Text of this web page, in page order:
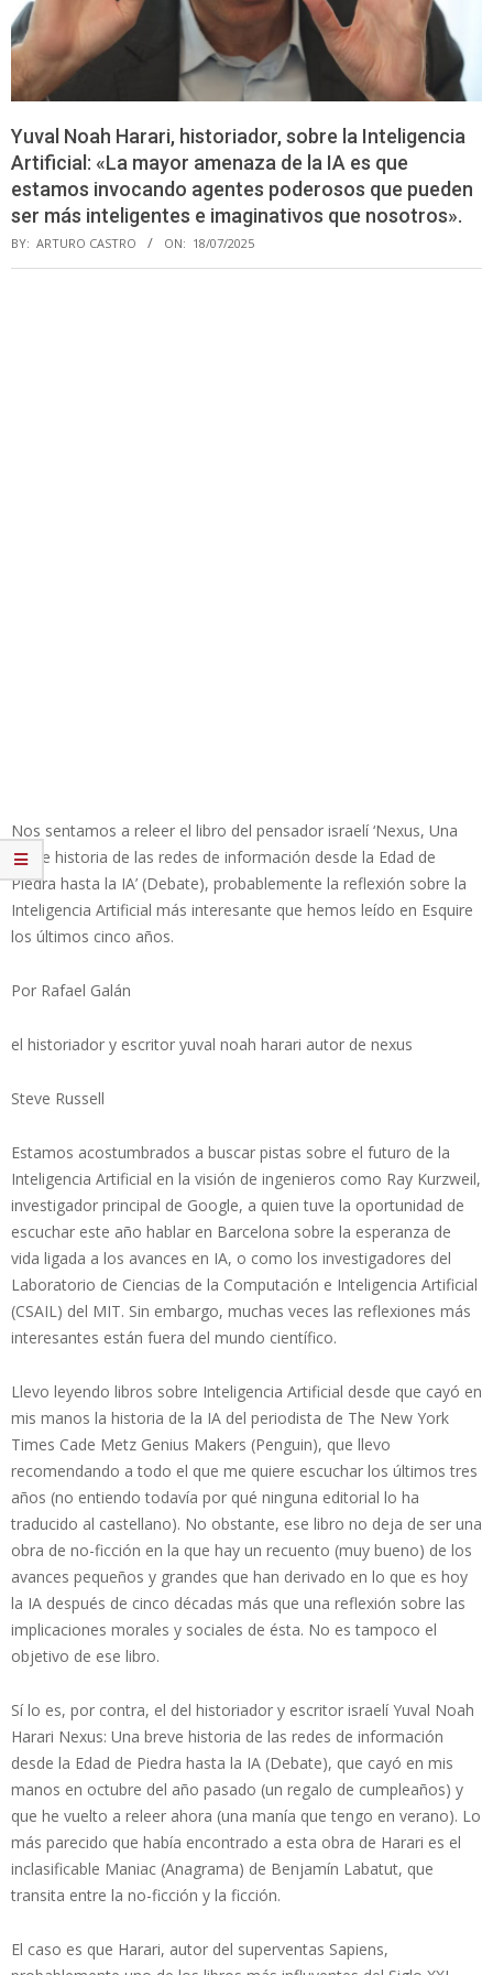
Yuval Noah Harari, historiador, sobre la Inteligencia
Artificial: «La mayor amenaza de la IA es que
estamos invocando agentes poderosos que pueden
ser más inteligentes e imaginativos que nosotros».
BY: ARTURO CASTRO ON: 18/07/2025
Nos sentamos a releer el libro del pensador israelí ‘Nexus, Una
breve historia de las redes de información desde la Edad de
Piedra hasta la IA’ (Debate), probablemente la reflexión sobre la
Inteligencia Artificial más interesante que hemos leído en Esquire
los últimos cinco años.
Por Rafael Galán
el historiador y escritor yuval noah harari autor de nexus
Steve Russell
Estamos acostumbrados a buscar pistas sobre el futuro de la
Inteligencia Artificial en la visión de ingenieros como Ray Kurzweil,
investigador principal de Google, a quien tuve la oportunidad de
escuchar este año hablar en Barcelona sobre la esperanza de
vida ligada a los avances en IA, o como los investigadores del
Laboratorio de Ciencias de la Computación e Inteligencia Artificial
(CSAIL) del MIT. Sin embargo, muchas veces las reflexiones más
interesantes están fuera del mundo científico.
Llevo leyendo libros sobre Inteligencia Artificial desde que cayó en
mis manos la historia de la IA del periodista de The New York
Times Cade Metz Genius Makers (Penguin), que llevo
recomendando a todo el que me quiere escuchar los últimos tres
años (no entiendo todavía por qué ninguna editorial lo ha
traducido al castellano). No obstante, ese libro no deja de ser una
obra de no-ficción en la que hay un recuento (muy bueno) de los
avances pequeños y grandes que han derivado en lo que es hoy
la IA después de cinco décadas más que una reflexión sobre las
implicaciones morales y sociales de ésta. No es tampoco el
objetivo de ese libro.
Sí lo es, por contra, el del historiador y escritor israelí Yuval Noah
Harari Nexus: Una breve historia de las redes de información
desde la Edad de Piedra hasta la IA (Debate), que cayó en mis
manos en octubre del año pasado (un regalo de cumpleaños) y
que he vuelto a releer ahora (una manía que tengo en verano). Lo
más parecido que había encontrado a esta obra de Harari es el
inclasificable Maniac (Anagrama) de Benjamín Labatut, que
transita entre la no-ficción y la ficción.
El caso es que Harari, autor del superventas Sapiens,